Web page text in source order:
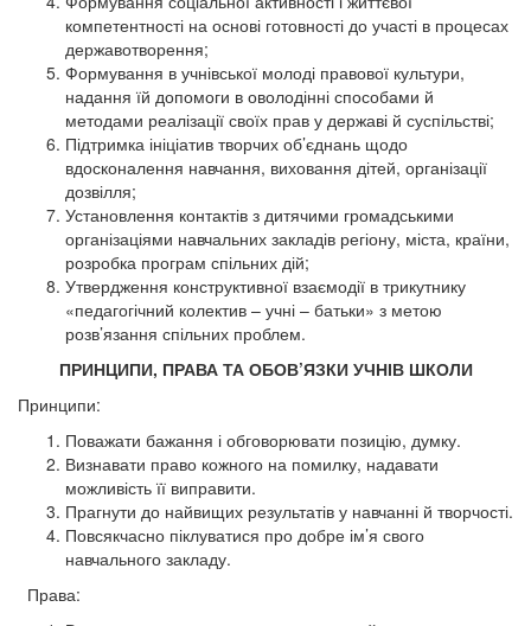
компетентності на основі готовності до участі в процесах
державотворення;
Формування в учнівської молоді правової культури,
надання їй допомоги в оволодінні способами й
методами реалізації своїх прав у державі й суспільстві;
Підтримка ініціатив творчих об’єднань щодо
вдосконалення навчання, виховання дітей, організації
дозвілля;
Установлення контактів з дитячими громадськими
організаціями навчальних закладів регіону, міста, країни,
розробка програм спільних дій;
Утвердження конструктивної взаємодії в трикутнику
«педагогічний колектив – учні – батьки» з метою
розв’язання спільних проблем.
ПРИНЦИПИ, ПРАВА ТА ОБОВ’ЯЗКИ УЧНІВ ШКОЛИ
Принципи:
Поважати бажання і обговорювати позицію, думку.
Визнавати право кожного на помилку, надавати
можливість її виправити.
Прагнути до найвищих результатів у навчанні й творчості.
Повсякчасно піклуватися про добре ім’я свого
навчального закладу.
Права: